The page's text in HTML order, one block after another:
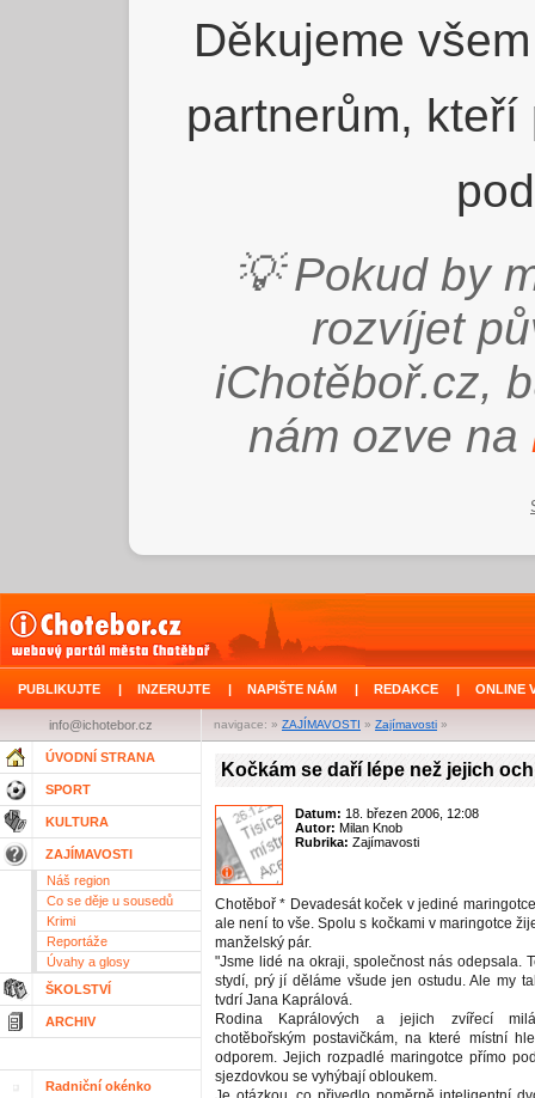
Děkujeme
partnerům,
💡 Pokud by
rozvíjet
iChotěboř.cz,
nám ozve na
PUBLIKUJTE | INZERUJTE | NAPIŠTE NÁM | REDAKCE | ONLINE
navigace: » ZAJÍMAVOSTI » Zajímavosti »
info@ichotebor.cz
ÚVODNÍ STRANA
SPORT
KULTURA
ZAJÍMAVOSTI
Náš region
Co se děje u sousedů
Krimi
Reportáže
Úvahy a glosy
ŠKOLSTVÍ
ARCHIV
Radniční okénko
Kočkám se daří lépe než jejich
Datum: 18. březen 2006, 12:08
Autor: Milan Knob
Rubrika: Zajímavosti
Chotěboř * Devadesát koček v jediné
ale není to vše. Spolu s kočkami v maringotce
manželský pár.
"Jsme lidé na okraji, společnost nás odepsala.
stydí, prý jí děláme všude jen ostudu. Ale my
tvdrí Jana Kaprálová.
Rodina Kaprálových a jejich zvířecí
chotěbořským postavičkám, na které místní
odporem. Jejich rozpadlé maringotce přímo
sjezdovkou se vyhýbají obloukem.